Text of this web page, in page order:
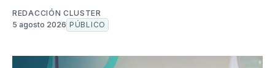
REDACCIÓN CLUSTER
5 agosto 2026 PÚBLICO